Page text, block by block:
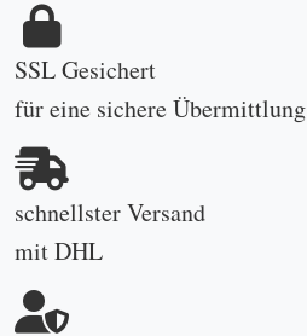
SSL Gesichert
für eine sichere Übermittlung
schnellster Versand
mit DHL